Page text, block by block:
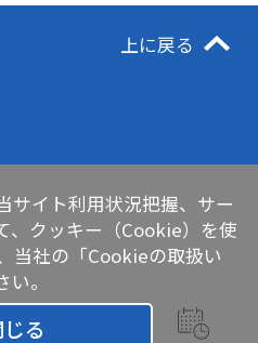
上に戻る
サイト利用状況把握、サー
、クッキー（Cookie）を使
当社の 「Cookieの取扱い
。
る